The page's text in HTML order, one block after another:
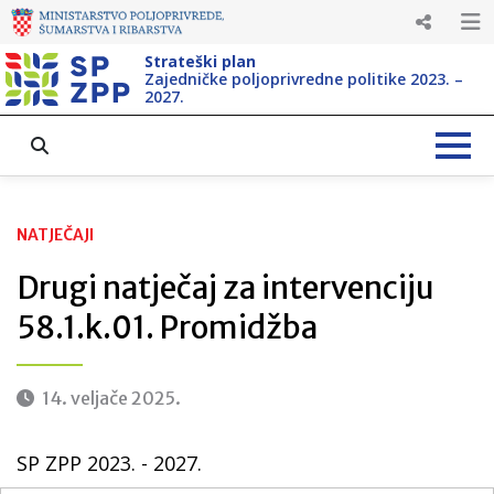
Strateški plan
Zajedničke poljoprivredne politike 2023. –
2027.
NATJEČAJI
Drugi natječaj za intervenciju
58.1.k.01. Promidžba
14. veljače 2025.
SP ZPP 2023. - 2027.